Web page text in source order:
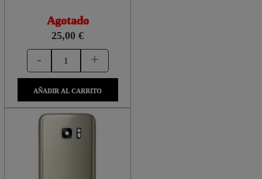
Agotado
25,00 €
- +
AÑADIR AL CARRITO